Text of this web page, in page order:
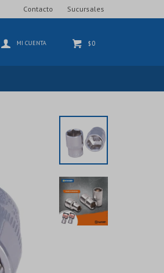
$0
Contacto Sucursales